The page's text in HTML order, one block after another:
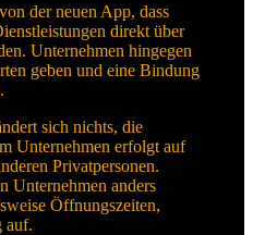
der neuen App, dass
direkt über
Unternehmen hingegen
geben und eine Bindung
sich nichts, die
Unternehmen erfolgt auf
Privatpersonen.
Unternehmen anders
Öffnungszeiten,
auf.